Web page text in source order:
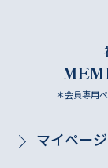
＊会員専用
マイページ